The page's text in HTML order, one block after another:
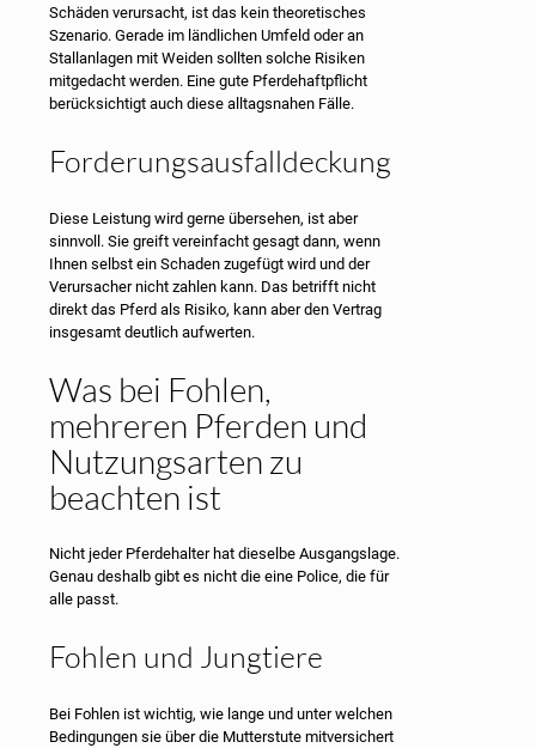
Schäden verursacht, ist das kein theoretisches
Szenario. Gerade im ländlichen Umfeld oder an
Stallanlagen mit Weiden sollten solche Risiken
mitgedacht werden. Eine gute Pferdehaftpflicht
berücksichtigt auch diese alltagsnahen Fälle.
Forderungsausfalldeckung
Diese Leistung wird gerne übersehen, ist aber
sinnvoll. Sie greift vereinfacht gesagt dann, wenn
Ihnen selbst ein Schaden zugefügt wird und der
Verursacher nicht zahlen kann. Das betrifft nicht
direkt das Pferd als Risiko, kann aber den Vertrag
insgesamt deutlich aufwerten.
Was bei Fohlen,
mehreren Pferden und
Nutzungsarten zu
beachten ist
Nicht jeder Pferdehalter hat dieselbe Ausgangslage.
Genau deshalb gibt es nicht die eine Police, die für
alle passt.
Fohlen und Jungtiere
Bei Fohlen ist wichtig, wie lange und unter welchen
Bedingungen sie über die Mutterstute mitversichert